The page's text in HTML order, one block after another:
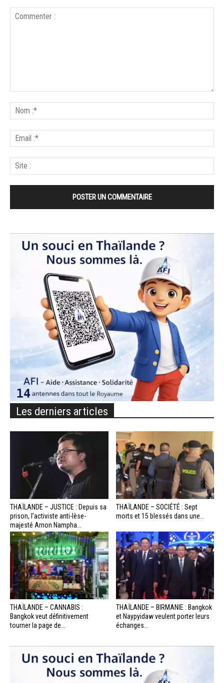
Les derniers articles
THAÏLANDE – JUSTICE : Depuis sa
prison, l’activiste anti-lèse-
majesté Arnon Nampha...
THAÏLANDE – SOCIÉTÉ : Sept
morts et 15 blessés dans une...
THAÏLANDE – CANNABIS :
Bangkok veut définitivement
tourner la page de...
THAÏLANDE – BIRMANIE : Bangkok
et Naypyidaw veulent porter leurs
échanges...